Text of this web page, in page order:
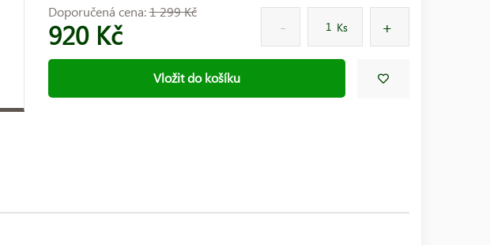
Doporučená cena:1 299 Kč
920 Kč Ks
Vložit do košíku